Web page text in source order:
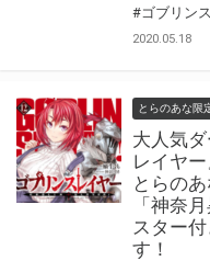
#ゴブリン
2020.05.18
とらのあな限
大人気
レイヤ
とらの
「神奈
スター
す！